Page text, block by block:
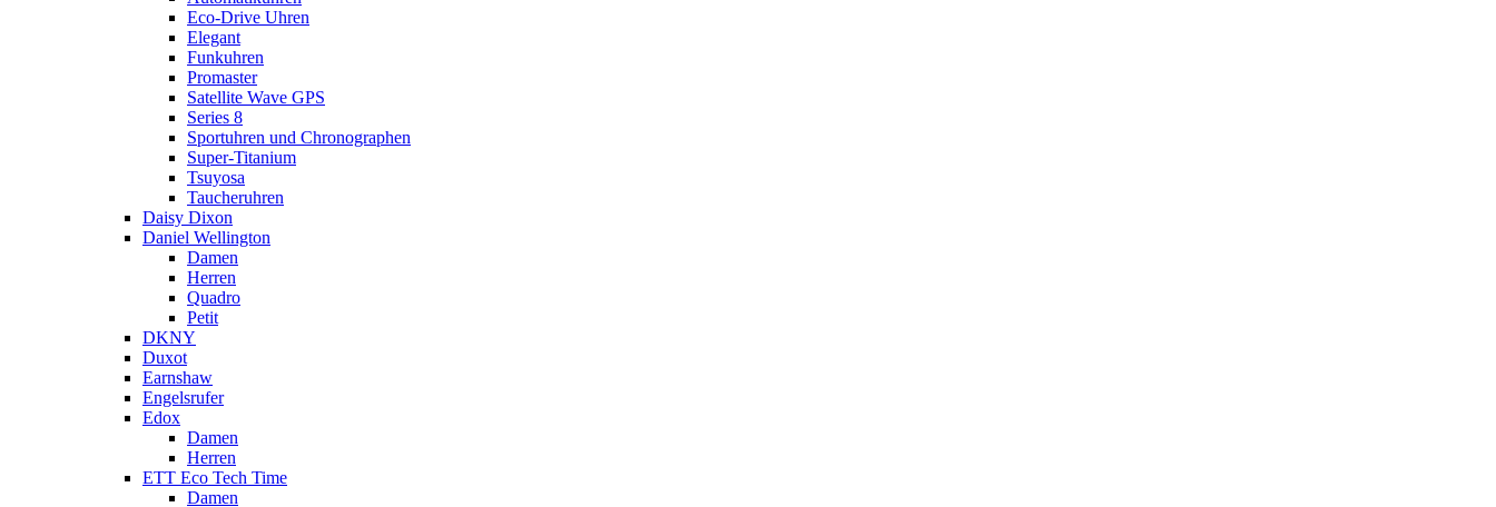
Eco-Drive Uhren
Elegant
Funkuhren
Promaster
Satellite Wave GPS
Series 8
Sportuhren und Chronographen
Super-Titanium
Tsuyosa
Taucheruhren
Daisy Dixon
Daniel Wellington
Damen
Herren
Quadro
Petit
DKNY
Duxot
Earnshaw
Engelsrufer
Edox
Damen
Herren
ETT Eco Tech Time
Damen